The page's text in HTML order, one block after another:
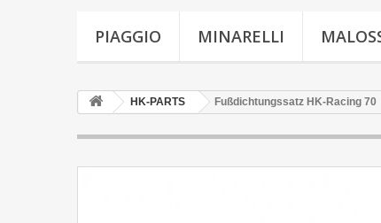
PIAGGIO MINARELLI
HK-PARTS Fußdichtungssatz HK-Racing 70